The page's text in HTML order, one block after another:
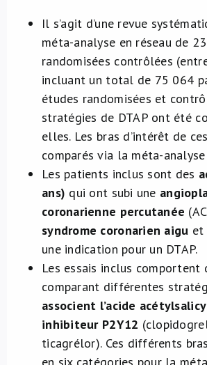
Il s’agit d’une revue
méta-analyse en réseau de
randomisées contrôlées
incluant un total de 75 064
études randomisées et
stratégies de DTAP ont été
elles. Les bras d’intérêt de
comparés via la méta-analyse
Les patients inclus sont des
ans) qui ont subi une
coronarienne percutanée
syndrome coronarien aigu et
une indication pour un DTAP.
Les essais inclus comportent
comparant différentes
associent l’acide
inhibiteur P2Y12
ticagrélor). Ces différents